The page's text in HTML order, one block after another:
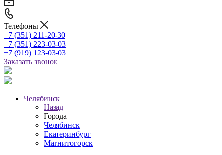
Телефоны
+7 (351) 211-20-30
+7 (351) 223-03-03
+7 (919) 123-03-03
Заказать звонок
Челябинск
Назад
Города
Челябинск
Екатеринбург
Магнитогорск